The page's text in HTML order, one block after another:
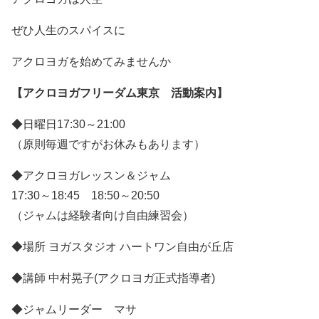
ぜひ人生のスパイスに
アクロヨガを始めてみませんか
【アクロヨガフリーダム東京 活動案内】
◆日曜日17:30～21:00
（原則毎週ですがお休みもあります）
◆アクロヨガレッスン＆ジャム
17:30～18:45 18:50～20:50
（ジャムは経験者向け自由練習会）
◆場所 ヨガスタジオ ハートワン自由が丘店
◆講師 中村晃子(アクロヨガ正式指導者)
◆ジャムリーダー マサ